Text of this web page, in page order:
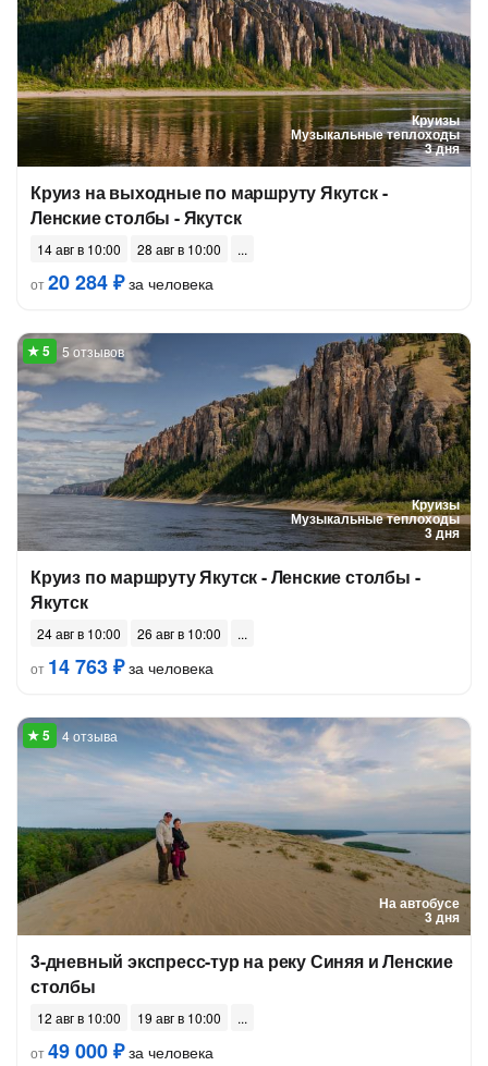
Круизы
Музыкальные теплоходы
3 дня
Круиз на выходные по маршруту Якутск -
Ленские столбы - Якутск
14 авг в 10:00
28 авг в 10:00
от20 284 ₽за человека
Круизы
Музыкальные теплоходы
3 дня
5 отзывов
Круиз по маршруту Якутск - Ленские столбы -
Якутск
24 авг в 10:00
26 авг в 10:00
от 14 763 ₽за человека
На автобусе
3 дня
4 отзыва
3-дневный экспресс-тур на реку Синяя и Ленские
столбы
12 авг в 10:00
19 авг в 10:00
от49 000 ₽за человека